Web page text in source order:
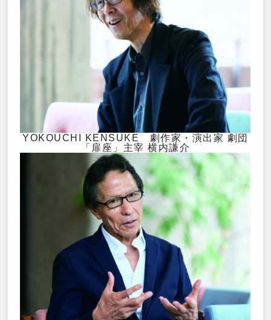
YOKOUCHI KENSUKE 劇作家・演出家 劇団
「扉座」主宰 横内謙介